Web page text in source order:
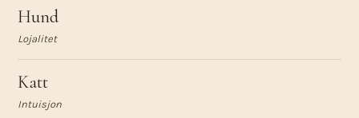
Hund
Lojalitet
Katt
Intuisjon